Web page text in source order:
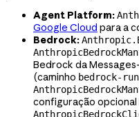
Agent Platform:
Google Cloud para a
Bedrock:
Bedrock da
(caminho bedrock-
configuração opcional